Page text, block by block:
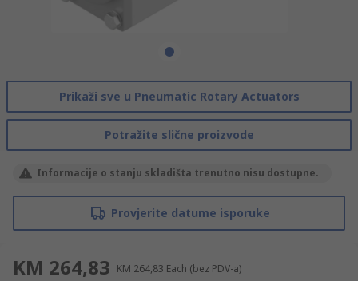
Prikaži sve u Pneumatic Rotary Actuators
Potražite slične proizvode
Informacije o stanju skladišta trenutno nisu dostupne.
Provjerite datume isporuke
KM 264,83 KM 264,83 Each (bez PDV-a)